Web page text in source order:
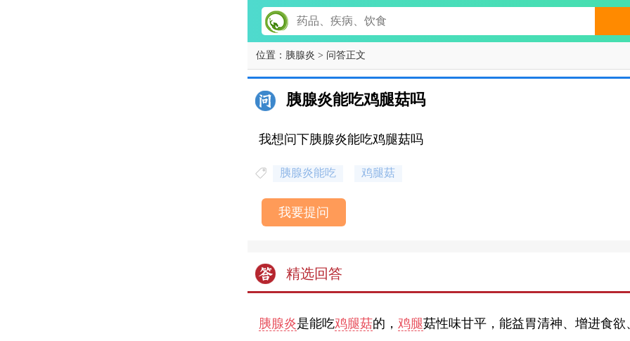
位置： 胰腺炎 > 问答正文
胰腺炎能吃鸡腿菇吗
我想问下胰腺炎能吃鸡腿菇吗
胰腺炎能吃 鸡腿菇
我要提问
精选回答
胰腺炎是能吃鸡腿菇的， 鸡腿菇性味甘平，能益胃清神、增进食欲